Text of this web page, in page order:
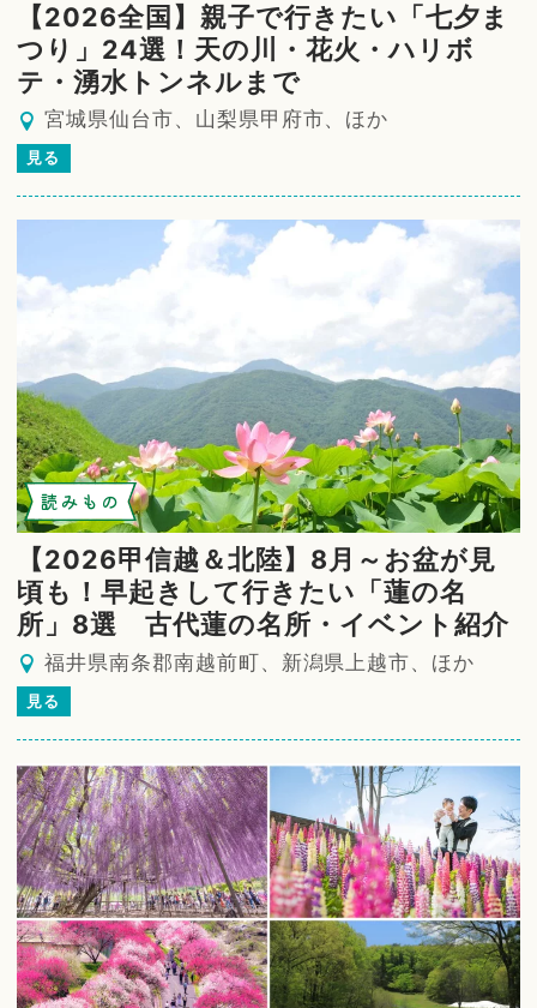
【2026全国】親子で行きたい「七夕ま
つり」24選！天の川・花火・ハリボ
テ・湧水トンネルまで
宮城県仙台市、山梨県甲府市、ほか
見る
読みもの
【2026甲信越＆北陸】8月～お盆が見
頃も！早起きして行きたい「蓮の名
所」8選 古代蓮の名所・イベント紹介
福井県南条郡南越前町、新潟県上越市、ほか
見る